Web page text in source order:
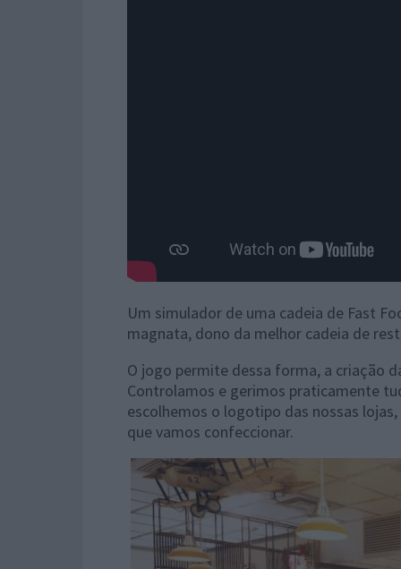
Um simulador de uma cadeia de Fast
magnata, dono da melhor cadeia de
O jogo permite dessa forma, a criação
Controlamos e gerimos praticamente
escolhemos o logotipo das nossas
que vamos confeccionar.